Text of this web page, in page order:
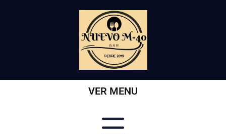
VER MENU